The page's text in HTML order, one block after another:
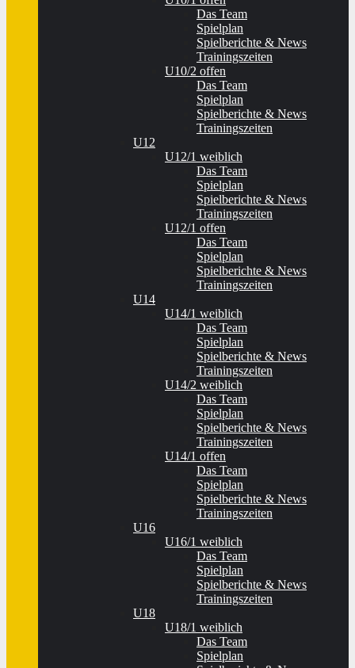
Das Team
Spielplan
Spielberichte & News
Trainingszeiten
U10/2 offen
Das Team
Spielplan
Spielberichte & News
Trainingszeiten
U12
U12/1 weiblich
Das Team
Spielplan
Spielberichte & News
Trainingszeiten
U12/1 offen
Das Team
Spielplan
Spielberichte & News
Trainingszeiten
U14
U14/1 weiblich
Das Team
Spielplan
Spielberichte & News
Trainingszeiten
U14/2 weiblich
Das Team
Spielplan
Spielberichte & News
Trainingszeiten
U14/1 offen
Das Team
Spielplan
Spielberichte & News
Trainingszeiten
U16
U16/1 weiblich
Das Team
Spielplan
Spielberichte & News
Trainingszeiten
U18
U18/1 weiblich
Das Team
Spielplan